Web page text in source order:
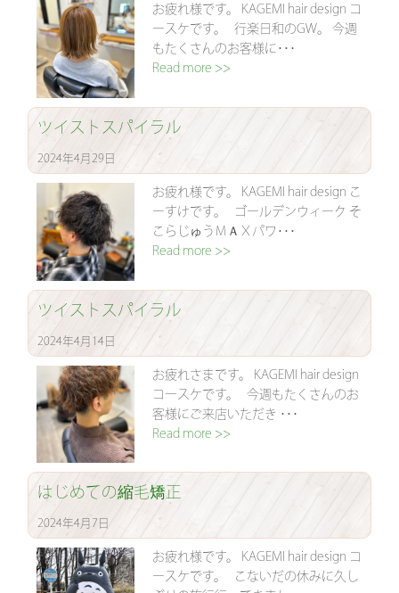
お疲れ様です。 KAGEMI hair design コ
ースケです。 行楽日和のGW。 今週
もたくさんのお客様に･･･
Read more >>
ツイストスパイラル
2024年4月29日
お疲れ様です。 KAGEMI hair design こ
ーすけです。 ゴールデンウィーク そ
こらじゅうＭＡＸパワ･･･
Read more >>
ツイストスパイラル
2024年4月14日
お疲れさまです。 KAGEMI hair design
コースケです。 今週もたくさんのお
客様にご来店いただき ･･･
Read more >>
はじめての縮毛矯正
2024年4月7日
お疲れ様です。 KAGEMI hair design コ
ースケです。 こないだの休みに久し